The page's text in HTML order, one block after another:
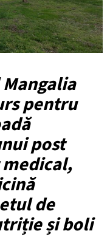
pentru
post
de
și boli